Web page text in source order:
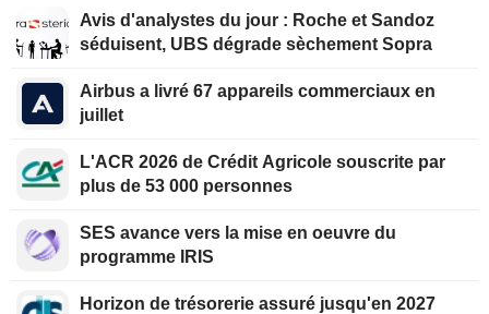
Avis d'analystes du jour : Roche et Sandoz
séduisent, UBS dégrade sèchement Sopra
Airbus a livré 67 appareils commerciaux en
juillet
L'ACR 2026 de Crédit Agricole souscrite par
plus de 53 000 personnes
SES avance vers la mise en oeuvre du
programme IRIS
Horizon de trésorerie assuré jusqu'en 2027